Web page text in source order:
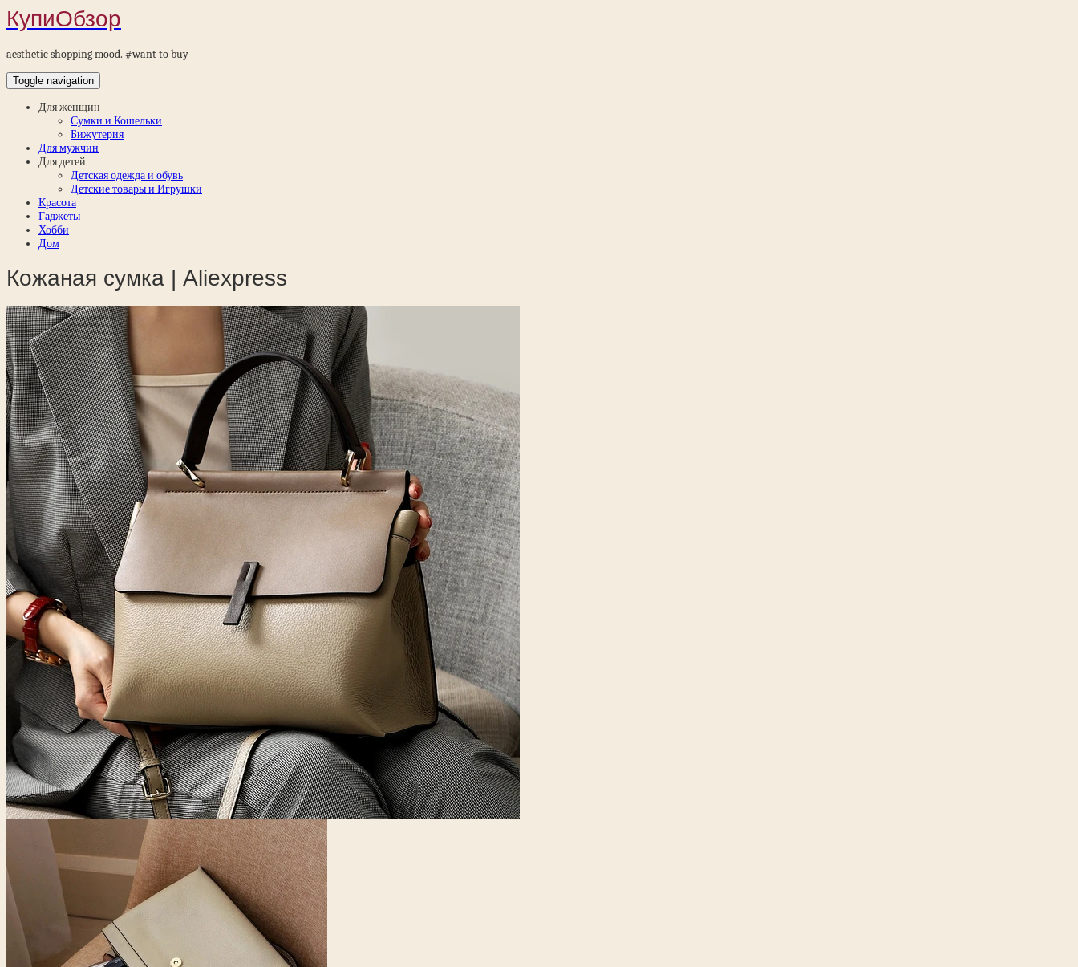
КупиОбзор
aesthetic shopping mood. #want to buy
Toggle navigation
Для женщин
Сумки и Кошельки
Бижутерия
Для мужчин
Для детей
Детская одежда и обувь
Детские товары и Игрушки
Красота
Гаджеты
Хобби
Дом
Кожаная сумка | Aliexpress